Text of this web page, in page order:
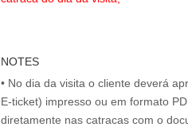
NOTES
• No dia da visita o cliente deverá
E-ticket) impresso ou em formato
diretamente nas catracas com o